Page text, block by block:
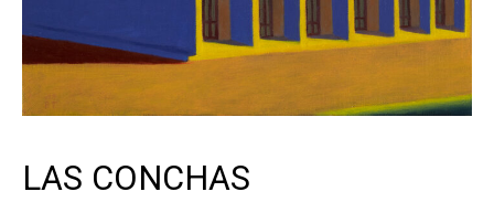
LAS CONCHAS